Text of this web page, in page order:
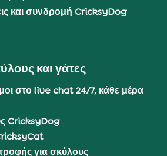
και συνδρομή CricksyDog
και γάτες
στο live chat 24/7, κάθε μέρα
CricksyDog
για σκύλους